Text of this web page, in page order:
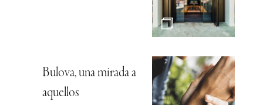
Bulova, una mirada a
aquellos